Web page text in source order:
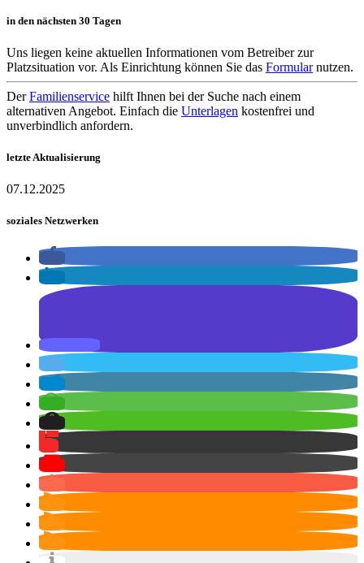
in den nächsten 30 Tagen
Uns liegen keine aktuellen Informationen vom Betreiber zur
Platzsituation vor. Als Einrichtung können Sie das Formularnutzen.
DerFamilienservice hilft Ihnen bei der Suche nach einem
alternativen Angebot. Einfach die Unterlagen kostenfrei und
unverbindlich anfordern.
letzte Aktualisierung
07.12.2025
soziales Netzwerken